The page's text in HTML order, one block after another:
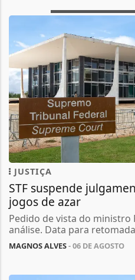
JUSTIÇA
STF suspende
jogos de azar
Pedido de vista do
análise. Data para
MAGNOS ALVES- 06 DE AGOSTO